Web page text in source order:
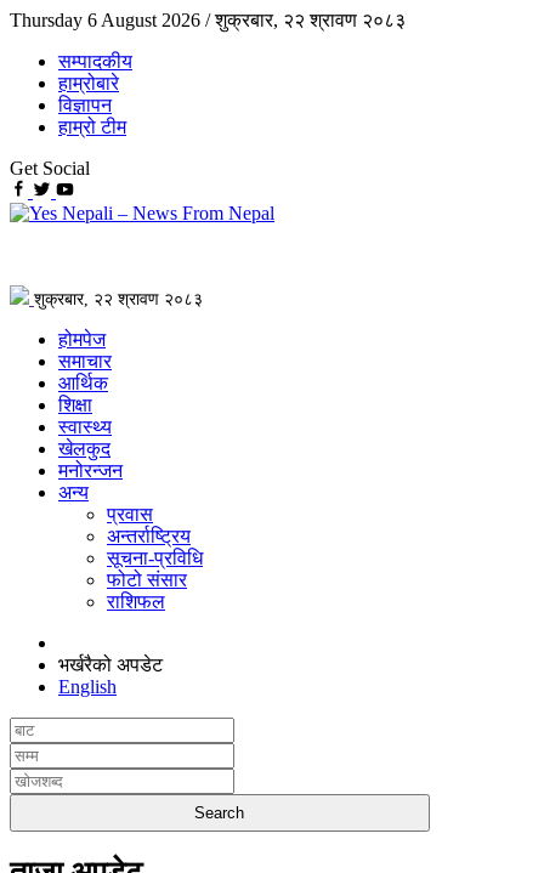
Thursday 6 August 2026 /शुक्रबार, २२ श्रावण २०८३
सम्पादकीय
हाम्रोबारे
विज्ञापन
हाम्रो टीम
Get Social
शुक्रबार, २२ श्रावण २०८३
होमपेज
समाचार
आर्थिक
शिक्षा
स्वास्थ्य
खेलकुद
मनोरन्जन
अन्य
प्रवास
अन्तर्राष्ट्रिय
सूचना-प्रविधि
फोटो संसार
राशिफल
भर्खरैको अपडेट
English